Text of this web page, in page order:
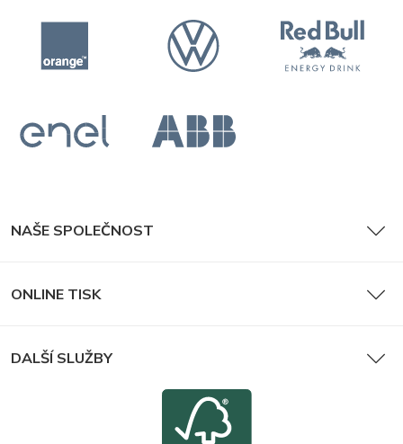
NAŠE SPOLEČNOST
ONLINE TISK
DALŠÍ SLUŽBY